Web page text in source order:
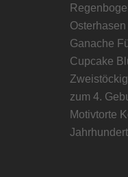
Ganache
Cupcake
zum 4.
Motivtorte
Jahrhundert